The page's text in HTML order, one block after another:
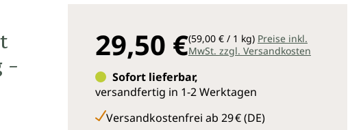
-
29,50 €(59,00 € / 1 kg) Preise inkl.
MwSt. zzgl. Versandkosten
Sofort lieferbar,
versandfertig in 1-2 Werktagen
Versandkostenfrei ab 29 € (DE)